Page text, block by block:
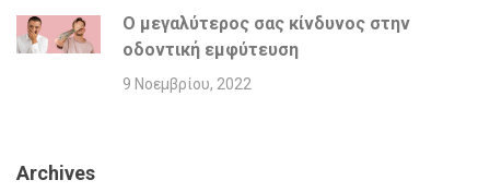
Ο μεγαλύτερος σας κίνδυνος στην
οδοντική εμφύτευση
9 Νοεμβρίου, 2022
Archives